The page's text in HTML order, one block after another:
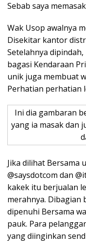
Sebab saya
Wak Usop awalnya
Disekitar kantor
Setelahnya
bagasi Kendaraan
unik juga membuat
Perhatian perhatian
Ini dia gambaran
yang ia masak dan
Jika dilihat Bersama
@saysdotcom dan
kakek itu berjualan
merahnya. Dibagian
dipenuhi Bersama
pauk. Para
yang diinginkan